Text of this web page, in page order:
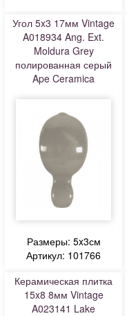
Угол 5x3 17мм Vintage
A018934 Ang. Ext.
Moldura Grey
полированная серый
Ape Ceramica
Размеры: 5x3см
Артикул: 101766
Керамическая плитка
15x8 8мм Vintage
A023141 Lake